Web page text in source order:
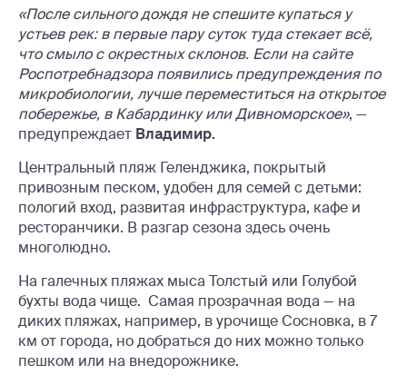
«После сильного дождя не спешите купаться у
устьев рек: в первые пару суток туда стекает всё,
что смыло с окрестных склонов. Если на сайте
Роспотребнадзора появились предупреждения по
микробиологии, лучше переместиться на открытое
побережье, в Кабардинку или Дивноморское», —
предупреждает Владимир.
Центральный пляж Геленджика, покрытый
привозным песком, удобен для семей с детьми:
пологий вход, развитая инфраструктура, кафе и
ресторанчики. В разгар сезона здесь очень
многолюдно.
На галечных пляжах мыса Толстый или Голубой
бухты вода чище. Самая прозрачная вода — на
диких пляжах, например, в урочище Сосновка, в 7
км от города, но добраться до них можно только
пешком или на внедорожнике.